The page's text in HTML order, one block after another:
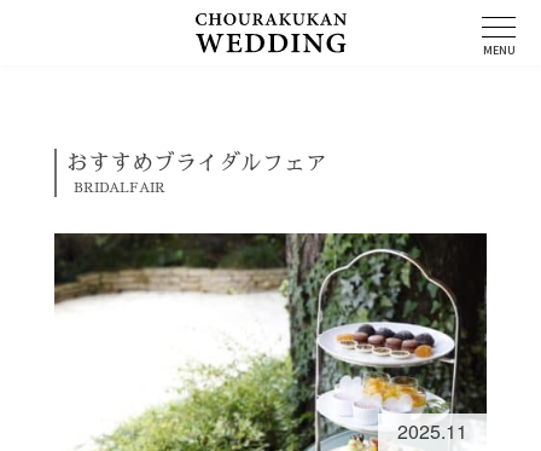
MENU
おすすめブライダルフェア
BRIDALFAIR
2025.11